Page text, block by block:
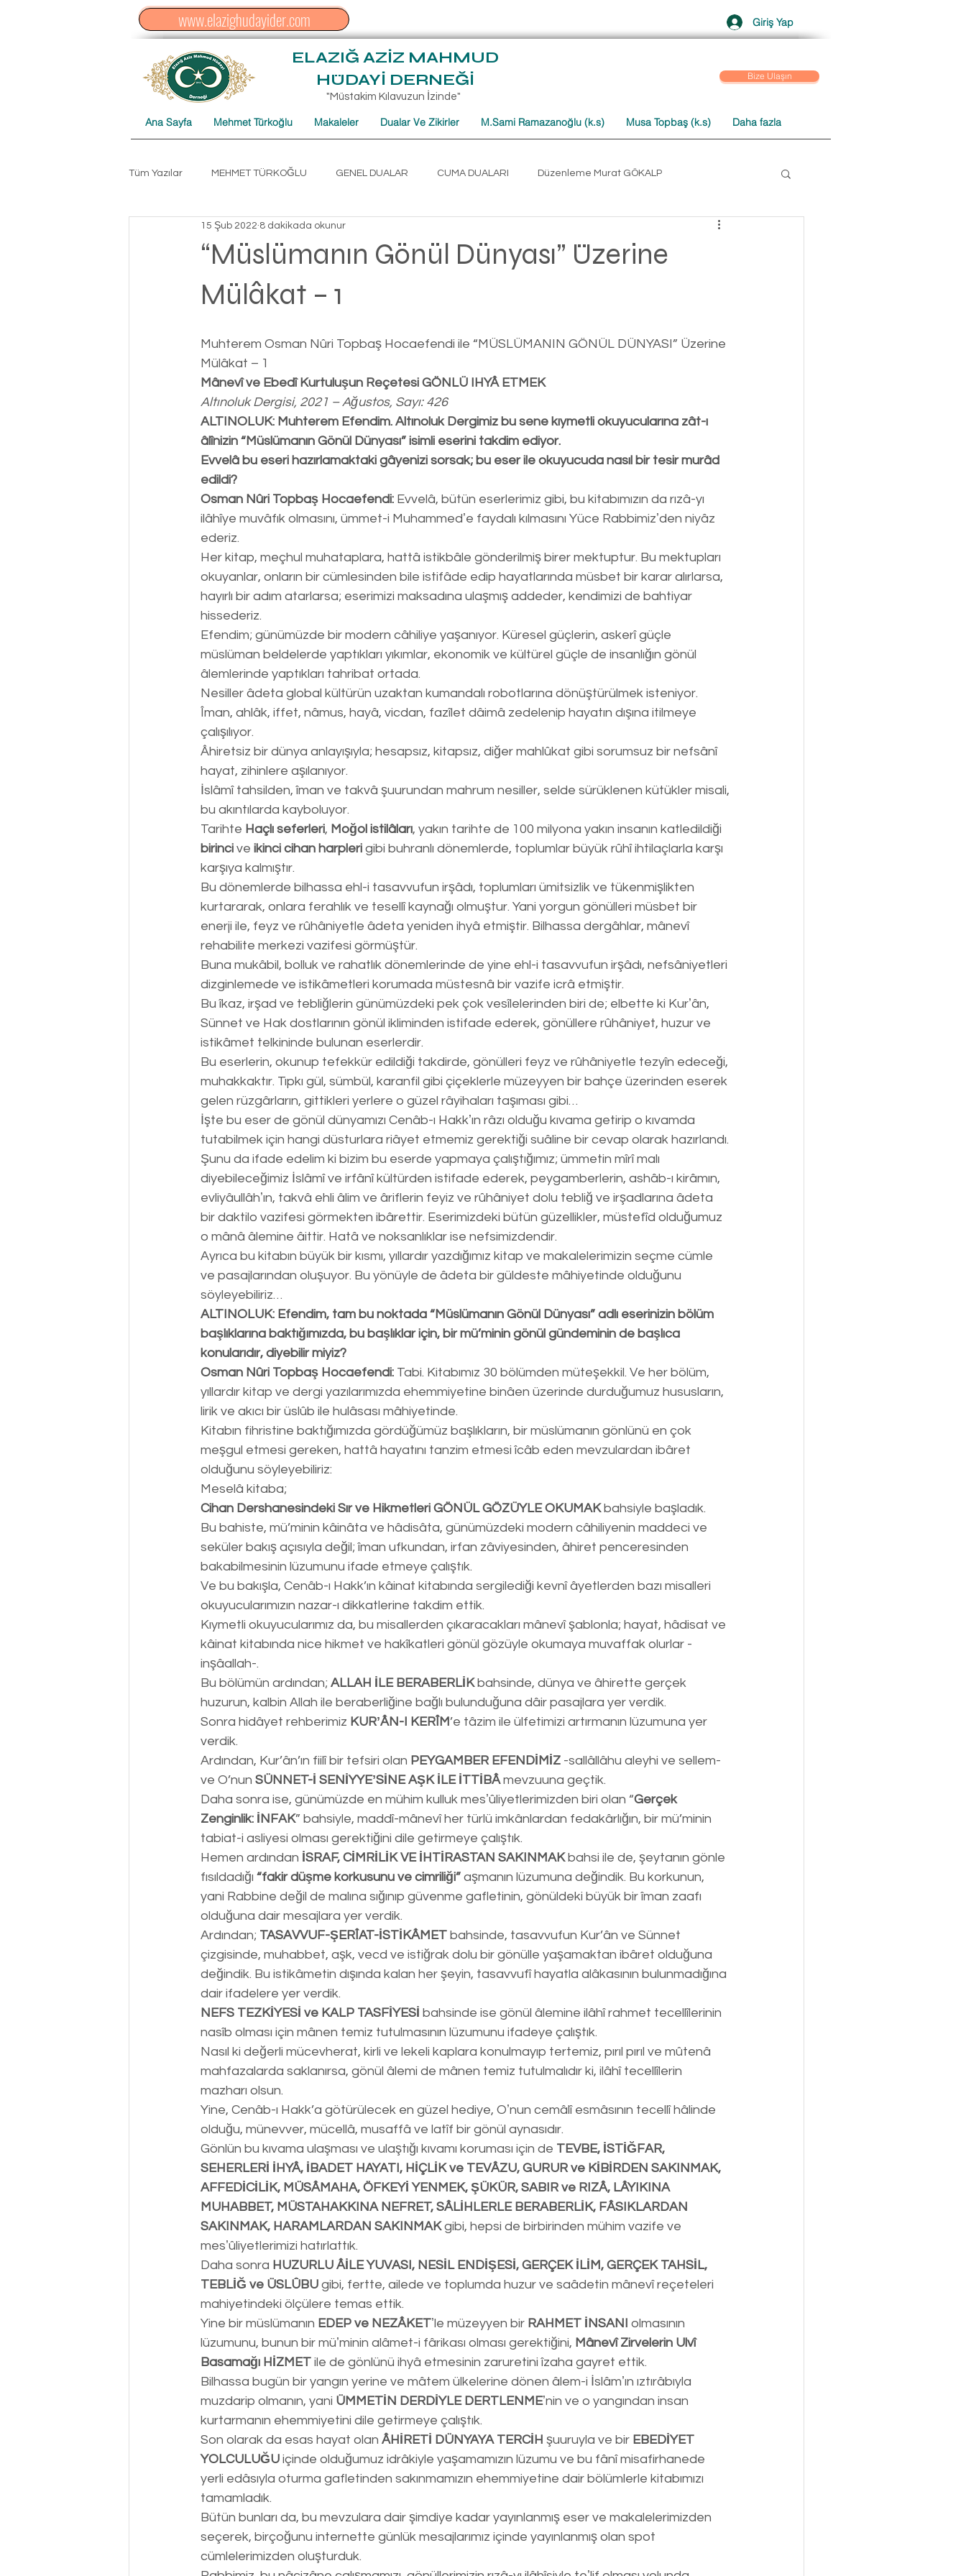
ELAZIĞ AZİZ MAHMUD
HÜDAYİ DERNEĞİ
"Müstakim Kılavuzun İzinde"
Bize Ulaşın
www.elazighudayider.com Giriş Yap
Ana Sayfa Mehmet Türkoğlu Makaleler Dualar Ve Zikirler M.Sami Ramazanoğlu (k.s) Musa Topbaş (k.s) Daha fazla
Tüm Yazılar MEHMET TÜRKOĞLU GENEL DUALAR CUMA DUALARI Düzenleme Murat GÖKALP
Düzenleme Hasan AKPINAR Cumartesi Sohbet Derlemeleri
ŞİHABU'L-HÜDAYİ
“Müslümanın Gönül Dünyası” Üzerine
Mülâkat – 1
15 Şub 2022 8 dakikada okunur
Muhterem Osman Nûri Topbaş Hocaefendi ile “MÜSLÜMANIN GÖNÜL DÜNYASI” Üzerine
Mülâkat – 1
Mânevî ve Ebedî Kurtuluşun Reçetesi GÖNLÜ IHYÂ ETMEK
Altınoluk Dergisi, 2021 – Ağustos, Sayı: 426
ALTINOLUK: Muhterem Efendim. Altınoluk Dergimiz bu sene kıymetli okuyucularına zât-ı
âlînizin “Müslümanın Gönül Dünyası” isimli eserini takdim ediyor.
Evvelâ bu eseri hazırlamaktaki gâyenizi sorsak; bu eser ile okuyucuda nasıl bir tesir murâd
edildi?
Osman Nûri Topbaş Hocaefendi: Evvelâ, bütün eserlerimiz gibi, bu kitabımızın da rızâ-yı
ilâhîye muvâfık olmasını, ümmet-i Muhammedʼe faydalı kılmasını Yüce Rabbimizʼden niyâz
ederiz.
Her kitap, meçhul muhataplara, hattâ istikbâle gönderilmiş birer mektuptur. Bu mektupları
okuyanlar, onların bir cümlesinden bile istifâde edip hayatlarında müsbet bir karar alırlarsa,
hayırlı bir adım atarlarsa; eserimizi maksadına ulaşmış addeder, kendimizi de bahtiyar
hissederiz.
Efendim; günümüzde bir modern câhiliye yaşanıyor. Küresel güçlerin, askerî güçle
müslüman beldelerde yaptıkları yıkımlar, ekonomik ve kültürel güçle de insanlığın gönül
âlemlerinde yaptıkları tahribat ortada.
Nesiller âdeta global kültürün uzaktan kumandalı robotlarına dönüştürülmek isteniyor.
Îman, ahlâk, iffet, nâmus, hayâ, vicdan, fazîlet dâimâ zedelenip hayatın dışına itilmeye
çalışılıyor.
Âhiretsiz bir dünya anlayışıyla; hesapsız, kitapsız, diğer mahlûkat gibi sorumsuz bir nefsânî
hayat, zihinlere aşılanıyor.
İslâmî tahsilden, îman ve takvâ şuurundan mahrum nesiller, selde sürüklenen kütükler misali,
bu akıntılarda kayboluyor.
Tarihte Haçlı seferleri, Moğol istilâları, yakın tarihte de 100 milyona yakın insanın katledildiği
birinci ve ikinci cihan harpleri gibi buhranlı dönemlerde, toplumlar büyük rûhî ihtilaçlarla karşı
karşıya kalmıştır.
Bu dönemlerde bilhassa ehl-i tasavvufun irşâdı, toplumları ümitsizlik ve tükenmişlikten
kurtararak, onlara ferahlık ve tesellî kaynağı olmuştur. Yani yorgun gönülleri müsbet bir
enerji ile, feyz ve rûhâniyetle âdeta yeniden ihyâ etmiştir. Bilhassa dergâhlar, mânevî
rehabilite merkezi vazifesi görmüştür.
Buna mukâbil, bolluk ve rahatlık dönemlerinde de yine ehl-i tasavvufun irşâdı, nefsâniyetleri
dizginlemede ve istikâmetleri korumada müstesnâ bir vazife icrâ etmiştir.
Bu îkaz, irşad ve tebliğlerin günümüzdeki pek çok vesîlelerinden biri de; elbette ki Kurʼân,
Sünnet ve Hak dostlarının gönül ikliminden istifade ederek, gönüllere rûhâniyet, huzur ve
istikâmet telkininde bulunan eserlerdir.
Bu eserlerin, okunup tefekkür edildiği takdirde, gönülleri feyz ve rûhâniyetle tezyîn edeceği,
muhakkaktır. Tıpkı gül, sümbül, karanfil gibi çiçeklerle müzeyyen bir bahçe üzerinden eserek
gelen rüzgârların, gittikleri yerlere o güzel râyihaları taşıması gibi…
İşte bu eser de gönül dünyamızı Cenâb-ı Hakkʼın râzı olduğu kıvama getirip o kıvamda
tutabilmek için hangi düsturlara riâyet etmemiz gerektiği suâline bir cevap olarak hazırlandı.
Şunu da ifade edelim ki bizim bu eserde yapmaya çalıştığımız; ümmetin mîrî malı
diyebileceğimiz İslâmî ve irfânî kültürden istifade ederek, peygamberlerin, ashâb-ı kirâmın,
evliyâullâhʼın, takvâ ehli âlim ve âriflerin feyiz ve rûhâniyet dolu tebliğ ve irşadlarına âdeta
bir daktilo vazifesi görmekten ibârettir. Eserimizdeki bütün güzellikler, müstefîd olduğumuz
o mânâ âlemine âittir. Hatâ ve noksanlıklar ise nefsimizdendir.
Ayrıca bu kitabın büyük bir kısmı, yıllardır yazdığımız kitap ve makalelerimizin seçme cümle
ve pasajlarından oluşuyor. Bu yönüyle de âdeta bir güldeste mâhiyetinde olduğunu
söyleyebiliriz…
ALTINOLUK: Efendim, tam bu noktada “Müslümanın Gönül Dünyası” adlı eserinizin bölüm
başlıklarına baktığımızda, bu başlıklar için, bir mü’minin gönül gündeminin de başlıca
konularıdır, diyebilir miyiz?
Osman Nûri Topbaş Hocaefendi: Tabi. Kitabımız 30 bölümden müteşekkil. Ve her bölüm,
yıllardır kitap ve dergi yazılarımızda ehemmiyetine binâen üzerinde durduğumuz hususların,
lirik ve akıcı bir üslûb ile hulâsası mâhiyetinde.
Kitabın fihristine baktığımızda gördüğümüz başlıkların, bir müslümanın gönlünü en çok
meşgul etmesi gereken, hattâ hayatını tanzim etmesi îcâb eden mevzulardan ibâret
olduğunu söyleyebiliriz:
Meselâ kitaba;
Cihan Dershanesindeki Sır ve Hikmetleri GÖNÜL GÖZÜYLE OKUMAK bahsiyle başladık.
Bu bahiste, mü’minin kâinâta ve hâdisâta, günümüzdeki modern câhiliyenin maddeci ve
seküler bakış açısıyla değil; îman ufkundan, irfan zâviyesinden, âhiret penceresinden
bakabilmesinin lüzumunu ifade etmeye çalıştık.
Ve bu bakışla, Cenâb-ı Hakk’ın kâinat kitabında sergilediği kevnî âyetlerden bazı misalleri
okuyucularımızın nazar-ı dikkatlerine takdim ettik.
Kıymetli okuyucularımız da, bu misallerden çıkaracakları mânevî şablonla; hayat, hâdisat ve
kâinat kitabında nice hikmet ve hakîkatleri gönül gözüyle okumaya muvaffak olurlar -
inşâallah-.
Bu bölümün ardından; ALLAH İLE BERABERLİK bahsinde, dünya ve âhirette gerçek
huzurun, kalbin Allah ile beraberliğine bağlı bulunduğuna dâir pasajlara yer verdik.
Sonra hidâyet rehberimiz KURʼÂN-I KERÎM’e tâzim ile ülfetimizi artırmanın lüzumuna yer
verdik.
Ardından, Kur’ân’ın fiilî bir tefsiri olan PEYGAMBER EFENDİMİZ -sallâllâhu aleyhi ve sellem-
ve O’nun SÜNNET-İ SENİYYEʼSİNE AŞK İLE İTTİBÂ mevzuuna geçtik.
Daha sonra ise, günümüzde en mühim kulluk mesʼûliyetlerimizden biri olan “Gerçek
Zenginlik: İNFAK” bahsiyle, maddî-mânevî her türlü imkânlardan fedakârlığın, bir mü’minin
tabiat-i asliyesi olması gerektiğini dile getirmeye çalıştık.
Hemen ardından İSRAF, CİMRİLİK VE İHTİRASTAN SAKINMAK bahsi ile de, şeytanın gönle
fısıldadığı “fakir düşme korkusunu ve cimriliği” aşmanın lüzumuna değindik. Bu korkunun,
yani Rabbine değil de malına sığınıp güvenme gafletinin, gönüldeki büyük bir îman zaafı
olduğuna dair mesajlara yer verdik.
Ardından; TASAVVUF-ŞERÎAT-İSTİKÂMET bahsinde, tasavvufun Kur’ân ve Sünnet
çizgisinde, muhabbet, aşk, vecd ve istiğrak dolu bir gönülle yaşamaktan ibâret olduğuna
değindik. Bu istikâmetin dışında kalan her şeyin, tasavvufî hayatla alâkasının bulunmadığına
dair ifadelere yer verdik.
NEFS TEZKİYESİ ve KALP TASFİYESİ bahsinde ise gönül âlemine ilâhî rahmet tecellîlerinin
nasîb olması için mânen temiz tutulmasının lüzumunu ifadeye çalıştık.
Nasıl ki değerli mücevherat, kirli ve lekeli kaplara konulmayıp tertemiz, pırıl pırıl ve mûtenâ
mahfazalarda saklanırsa, gönül âlemi de mânen temiz tutulmalıdır ki, ilâhî tecellîlerin
mazharı olsun.
Yine, Cenâb-ı Hakk’a götürülecek en güzel hediye, Oʼnun cemâlî esmâsının tecellî hâlinde
olduğu, münevver, mücellâ, musaffâ ve latîf bir gönül aynasıdır.
Gönlün bu kıvama ulaşması ve ulaştığı kıvamı koruması için de TEVBE, İSTİĞFAR,
SEHERLERİ İHYÂ, İBADET HAYATI, HİÇLİK ve TEVÂZU, GURUR ve KİBİRDEN SAKINMAK,
AFFEDİCİLİK, MÜSÂMAHA, ÖFKEYİ YENMEK, ŞÜKÜR, SABIR ve RIZÂ, LÂYIKINA
MUHABBET, MÜSTAHAKKINA NEFRET, SÂLİHLERLE BERABERLİK, FÂSIKLARDAN
SAKINMAK, HARAMLARDAN SAKINMAK gibi, hepsi de birbirinden mühim vazife ve
mesʼûliyetlerimizi hatırlattık.
Daha sonra HUZURLU ÂİLE YUVASI, NESİL ENDİŞESİ, GERÇEK İLİM, GERÇEK TAHSİL,
TEBLİĞ ve ÜSLÛBU gibi, fertte, ailede ve toplumda huzur ve saâdetin mânevî reçeteleri
mahiyetindeki ölçülere temas ettik.
Yine bir müslümanın EDEP ve NEZÂKETʼle müzeyyen bir RAHMET İNSANI olmasının
lüzumunu, bunun bir müʼminin alâmet-i fârikası olması gerektiğini, Mânevî Zirvelerin Ulvî
Basamağı HİZMET ile de gönlünü ihyâ etmesinin zaruretini îzaha gayret ettik.
Bilhassa bugün bir yangın yerine ve mâtem ülkelerine dönen âlem-i İslâmʼın ıztırâbıyla
muzdarip olmanın, yani ÜMMETİN DERDİYLE DERTLENMEʼnin ve o yangından insan
kurtarmanın ehemmiyetini dile getirmeye çalıştık.
Son olarak da esas hayat olan ÂHİRETİ DÜNYAYA TERCİH şuuruyla ve bir EBEDİYET
YOLCULUĞU içinde olduğumuz idrâkiyle yaşamamızın lüzumu ve bu fânî misafirhanede
yerli edâsıyla oturma gafletinden sakınmamızın ehemmiyetine dair bölümlerle kitabımızı
tamamladık.
Bütün bunları da, bu mevzulara dair şimdiye kadar yayınlanmış eser ve makalelerimizden
seçerek, birçoğunu internette günlük mesajlarımız içinde yayınlanmış olan spot
cümlelerimizden oluşturduk.